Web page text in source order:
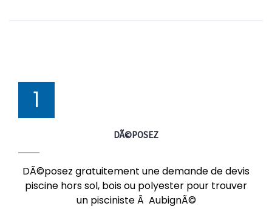
1
DÃ©POSEZ
DÃ©posez gratuitement une demande de devis
piscine hors sol, bois ou polyester pour trouver
un pisciniste Ã AubignÃ©